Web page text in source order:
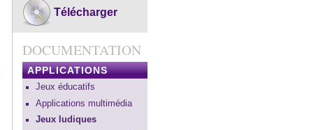
Télécharger
DOCUMENTATION
APPLICATIONS
Jeux éducatifs
Applications multimédia
Jeux ludiques